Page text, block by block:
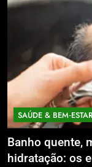
SAÚDE &
Banho quente,
hidratação: os